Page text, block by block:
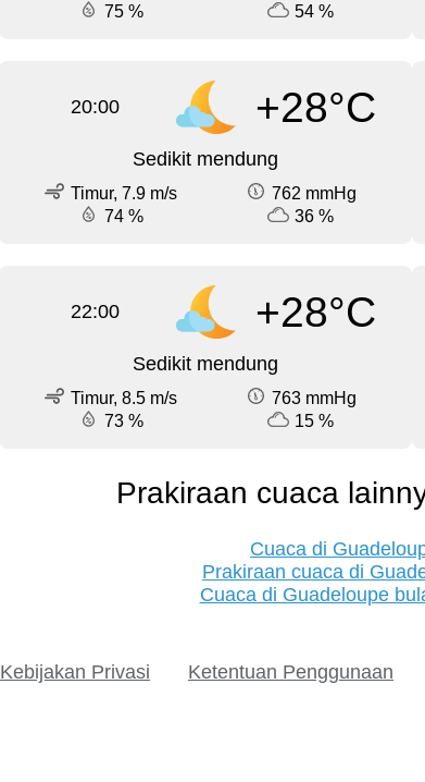
75 %
54 %
20:00 +28°C
Sedikit mendung
Timur, 7.9 m/s
762 mmHg
74 %
36 %
22:00 +28°C
Sedikit mendung
Timur, 8.5 m/s
763 mmHg
73 %
15 %
Prakiraan cuaca
Cuaca di
Prakiraan cuaca di
Cuaca di Guadeloupe
Kebijakan Privasi
Ketentuan Penggunaan